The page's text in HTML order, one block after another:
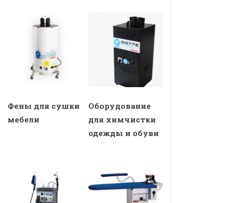
Фены для сушки
мебели
Оборудование
для химчистки
одежды и обуви